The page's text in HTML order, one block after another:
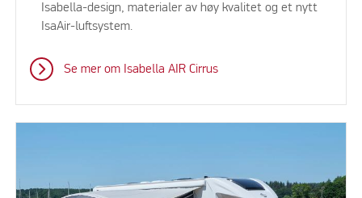
Isabella-design, materialer av høy kvalitet og et nytt
IsaAir-luftsystem.
Se mer om Isabella AIR Cirrus